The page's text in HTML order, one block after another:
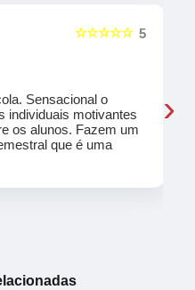
5
☆☆☆☆☆
Sensacional o
individuais motivantes
os alunos. Fazem um
que é uma
›